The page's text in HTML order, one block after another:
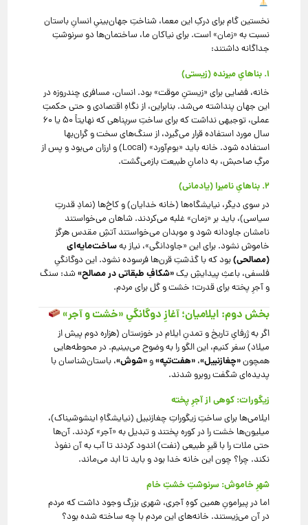
نخستین گام برای درکِ این معما، شناختِ جهان‌بینیِ انسانِ باستان
نسبت به «زمان» است. برای نیاکان ما، ساختمان‌ها دو سرنوشتِ
جداگانه داشتند:
۱. بناهایِ میرنده (زیستی)
خانه، فضایی برای «زیستنِ موقت» بود. انسان، مسافری چند‌روزه در
این جهان پنداشته می‌شد. بنابراین، از نگاهِ اقتصادی و حتی حکمتِ
عملی، توجیهی نداشت که برای ساختِ سرپناهی که نهایتاً ۵۰ یا ۶۰
سال مورد استفاده قرار می‌گیرد، از سنگ‌های سخت و گران‌بها
استفاده شود. خانه باید «بوم‌آورد» (Local) و ارزان می‌بود و پس از
مرگِ صاحبش، به دامانِ طبیعت بازمی‌گشت.
۲. بناهایِ نامیرا (یادمانی)
در سوی دیگر، نیایشگاه‌ها (خانه خدایان) و کاخ‌ها (نمادِ قدرتِ
سیاسی)، باید بر «زمان» غلبه می‌کردند. شاهان می‌خواستند
نامشان جاودانه شود و موبدان می‌خواستند آتشِ مقدس هرگز
خاموش نشود. برای این «جاودانگی»، نیاز بهساخت‌مایه‌ای
(مصالحی)بود که با گذشتِ قرن‌ها فرسوده نشود. این دوگانگیِ
فلسفی، باعثِ پیدایشِ یک«شکافِ طبقاتی در مصالح» شد: سنگ
و آجرِ پخته برای قدرت؛ خشت و گل برای مردم.
بخش دوم: ایلامیان؛ آغازِ دوگانگیِ «خشت و آجر»
اگر به ژرفایِ تاریخ و تمدنِ ایلام در خوزستان (هزاره دوم پیش از
میلاد) سفر کنیم، این الگو را به وضوح می‌بینیم. در محوطه‌هایی
همچون«چغازنبیل»،«هفت‌تپه»و«شوش»، باستان‌شناسان با
پدیده‌ای شگفت روبرو شدند.
زیگورات: کوهی از آجرِ پخته
ایلامی‌ها برای ساختِ زیگوراتِ چغازنبیل (نیایشگاهِ اینشوشیناک)،
میلیون‌ها خشت را در کوره پختند و تبدیل به «آجر» کردند. آن‌ها
حتی ملات را با قیرِ طبیعی (نفت) اندود کردند تا آب به آن نفوذ
نکند. چرا؟ چون این خانه خدا بود و باید تا ابد می‌ماند.
شهرِ خاموش: سرنوشتِ خشتِ خام
اما در پیرامونِ همین کوهِ آجری، شهری بزرگ وجود داشت که مردم
در آن می‌زیستند. خانه‌های این مردم با چه ساخته شده بود؟